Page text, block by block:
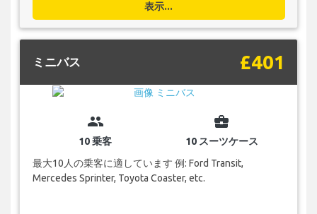
表示...
ミニバス £401
group
10 乗客
business_center
10 スーツケース
最大10人の乗客に適しています 例: Ford Transit,
Mercedes Sprinter, Toyota Coaster, etc.